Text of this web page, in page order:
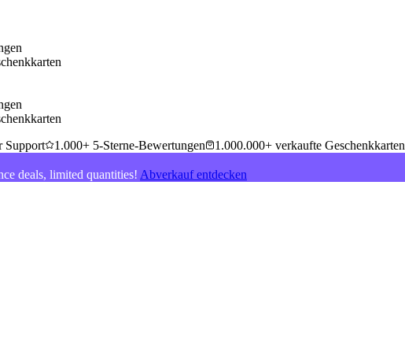
Support 1.000+ 5-Sterne-Bewertungen 1.000.000+ verkaufte Geschenkkarten
deals, limited quantities! Abverkauf entdecken